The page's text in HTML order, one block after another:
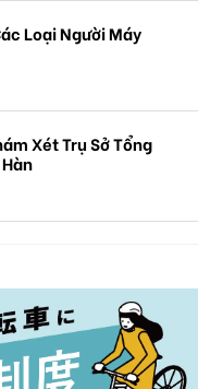
Loại Người Máy
Xét Trụ Sở Tổng